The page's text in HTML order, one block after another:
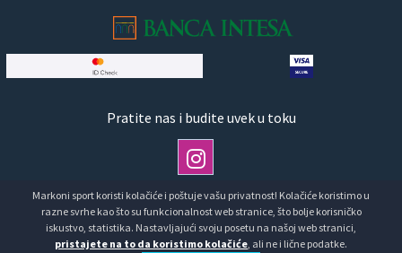
Pratite nas i budite uvek u toku
Copyright © Markoni Sport doo Markoni sport.Sva prava
Markoni sport koristi kolačiće i poštuje vašu privatnost! Kolačiće koristimo u
razne svrhe kao što su funkcionalnost web stranice, što bolje korisničko
iskustvo, statistika. Nastavljajući svoju posetu na našoj web stranici,
pristajete na to da koristimo kolačiće, ali ne i lične podatke.